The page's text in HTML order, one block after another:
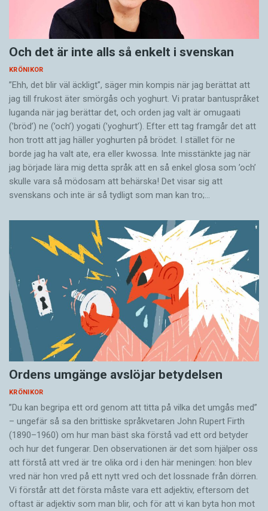
Och det är inte alls så enkelt i svenskan
KRÖNIKOR
”Ehh, det blir väl äckligt”, säger min kompis när jag berättat att
jag till frukost äter smörgås och yoghurt. Vi pratar bantuspråket
luganda när jag berättar det, och orden jag valt är omugaati
(’bröd’) ne (’och’) yogati (’yoghurt’). Efter ett tag framgår det att
hon trott att jag häller yoghurten på brödet. I stället för ne
borde jag ha valt ate, era eller kwossa. Inte misstänkte jag när
jag började lära mig detta språk att en så enkel glosa som ’och’
skulle vara så mödosam att behärska! Det visar sig att
svenskans och inte är så tydligt som man kan tro;…
Ordens umgänge avslöjar betydelsen
KRÖNIKOR
”Du kan begripa ett ord genom att titta på vilka det umgås med”
– ungefär så sa den brittiske språkvetaren John Rupert Firth
(1890–1960) om hur man bäst ska förstå vad ett ord betyder
och hur det fungerar. Den ­observationen är det som hjälper oss
att förstå att vred är tre olika ord i den här meningen: hon blev
vred när hon vred på ett nytt vred och det lossnade från dörren.
Vi förstår att det första måste vara ett adjektiv, eftersom det
oftast är adjektiv som man blir, och för att vi kan byta hon mot